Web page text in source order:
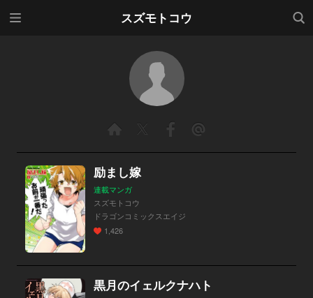
スズモトコウ
検索
励まし嫁
連載マンガ
スズモトコウ
ドラゴンコミックスエイジ
1,426
黒月のイェルクナハト